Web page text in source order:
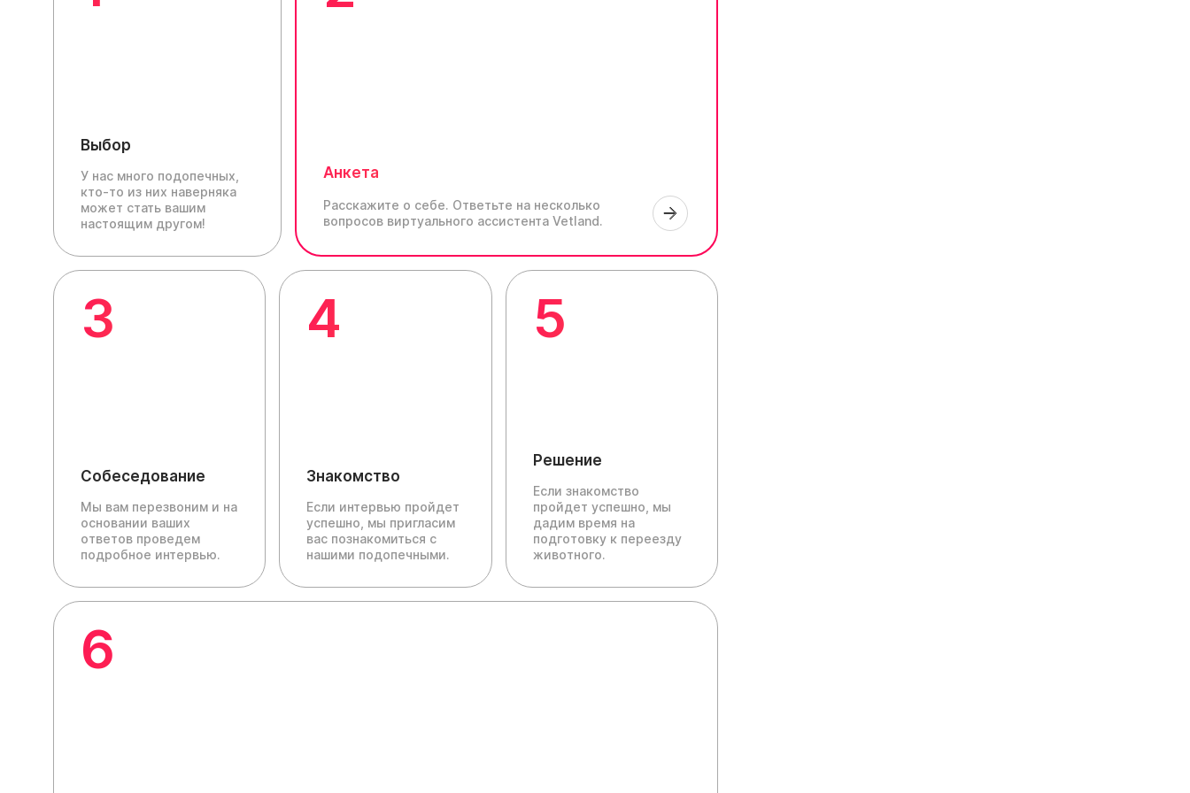
Выбор
У нас много подопечных,
кто-то из них наверняка
может стать вашим
настоящим другом!
Анкета
Расскажите о себе. Ответьте на несколько
вопросов виртуального ассистента Vetland.
3
Собеседование
Мы вам перезвоним и на
основании ваших
ответов проведем
подробное интервью.
4
Знакомство
Если интервью пройдет
успешно, мы пригласим
вас познакомиться с
нашими подопечными.
5
Решение
Если знакомство
пройдет успешно, мы
дадим время на
подготовку к переезду
животного.
6